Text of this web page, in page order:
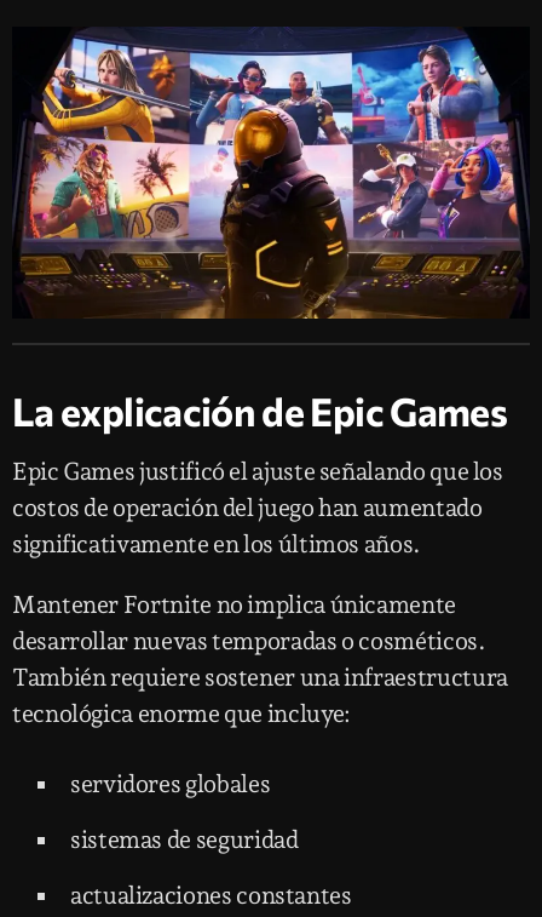
La explicación de Epic Games
Epic Games justificó el ajuste señalando que los
costos de operación del juego han aumentado
significativamente en los últimos años.
Mantener Fortnite no implica únicamente
desarrollar nuevas temporadas o cosméticos.
También requiere sostener una infraestructura
tecnológica enorme que incluye:
servidores globales
sistemas de seguridad
actualizaciones constantes